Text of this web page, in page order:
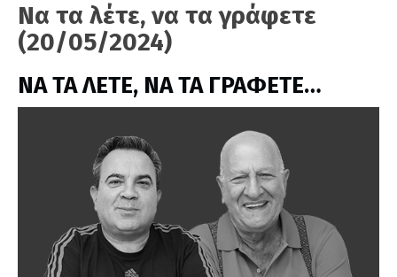
Να τα λέτε, να τα γράφετε
(20/05/2024)
ΝΑ ΤΑ ΛΕΤΕ, ΝΑ ΤΑ ΓΡΑΦΕΤΕ…